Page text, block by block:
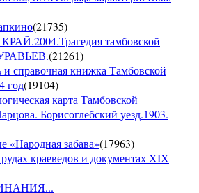
(21735)
тамбовской
(21261)
и справочная книжка Тамбовской
год(19104)
карта Тамбовской
Борисоглебский уезд.1903.
«Народная забава»(17963)
краеведов и документах XIX